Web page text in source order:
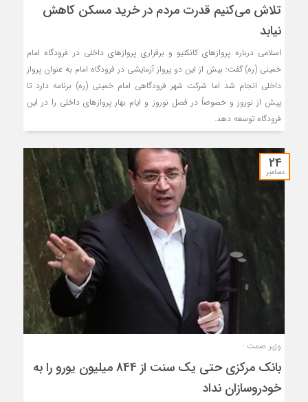
تلاش می‌کنیم قدرت مردم در خرید مسکن کاهش
نیابد
اسلامی درباره پروازهای کانکتیو و برقراری پروازهای داخلی در فرودگاه امام
خمینی (ره) گفت: بیش از این دو پرواز آزمایشی در فرودگاه امام به عنوان پرواز
داخلی انجام شد اما شرکت شهر فرودگاهی امام خمینی (ره) برنامه دارد تا
پیش از نوروز و خصوصاً در فصل نوروز و ایام بهار پروازهای داخلی را در این
فرودگاه توسعه دهد.
24
دسامبر
وزیر صمت :
بانک مرکزی حتی یک سنت از 844 میلیون یورو را به
خودروسازان نداد